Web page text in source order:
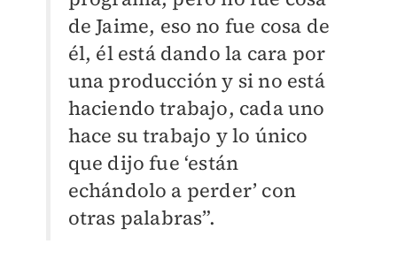
de Jaime, eso no fue cosa de
él, él está dando la cara por
una producción y si no está
haciendo trabajo, cada uno
hace su trabajo y lo único
que dijo fue ‘están
echándolo a perder’ con
otras palabras”.